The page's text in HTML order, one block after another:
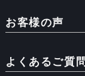
お客様の声
よくあるご質